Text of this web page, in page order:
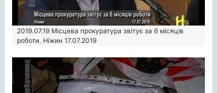
2019.07.19 Місцева прокуратура звітує за 6 місяців
роботи. Ніжин 17.07.2019